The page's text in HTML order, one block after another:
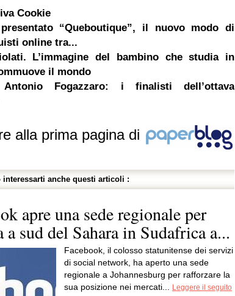
Cookie
“Queboutique”, il nuovo modo di
online tra...
L’immagine del bambino che studia in
il mondo
Antonio Fogazzaro: i finalisti dell’ottava
alla prima pagina di
interessarti anche questi articoli :
apre una sede regionale per
sud del Sahara in Sudafrica a...
Facebook, il colosso statunitense dei servizi
di social network, ha aperto una sede
regionale a Johannesburg per rafforzare la
sua posizione nei mercati...
Leggere il seguito